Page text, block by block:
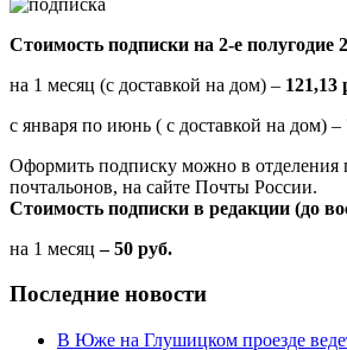
Стоимость подписки на 2-е полугодие
на 1 месяц (с доставкой на дом) – 121,13
с января по июнь ( с доставкой на дом) –
Оформить подписку можно в отделения
почтальонов, на сайте Почты России.
Стоимость подписки в редакции (до
на 1 месяц – 50 руб.
Последние новости
В Юже на Глушицком проезде